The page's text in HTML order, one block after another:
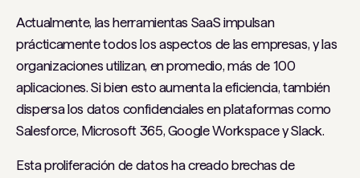
Actualmente, las herramientas SaaS impulsan
prácticamente todos los aspectos de las empresas, y las
organizaciones utilizan, en promedio, más de 100
aplicaciones. Si bien esto aumenta la eficiencia, también
dispersa los datos confidenciales en plataformas como
Salesforce, Microsoft 365, Google Workspace y Slack.
Esta proliferación de datos ha creado brechas de